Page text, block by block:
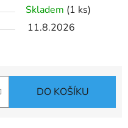
Skladem (1 ks)
11.8.2026
DO KOŠÍKU